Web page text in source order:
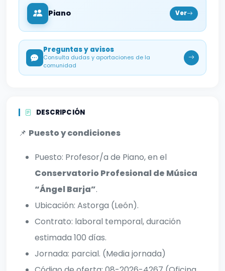
Piano Ver
Preguntas y avisos
Consulta dudas y aportaciones de la
comunidad
DESCRIPCIÓN
📌 Puesto y condiciones
Puesto: Profesor/a de Piano, en el
Conservatorio Profesional de Música
“Ángel Barja”.
Ubicación: Astorga (León).
Contrato: laboral temporal, duración
estimada 100 días.
Jornada: parcial. (Media jornada)